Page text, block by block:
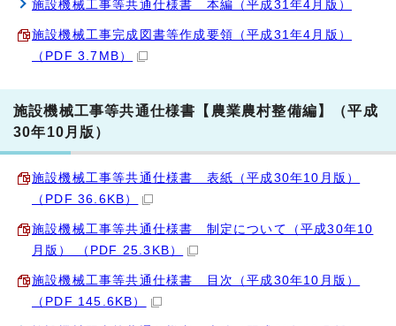
施設機械工事等共通仕様書 本編（平成31年4月版）
施設機械工事完成図書等作成要領（平成31年4月版）
（PDF 3.7MB）
施設機械工事等共通仕様書【農業農村整備編】（平成
30年10月版）
施設機械工事等共通仕様書 表紙（平成30年10月版）
（PDF 36.6KB）
施設機械工事等共通仕様書 制定について（平成30年10
月版） （PDF 25.3KB）
施設機械工事等共通仕様書 目次（平成30年10月版）
（PDF 145.6KB）